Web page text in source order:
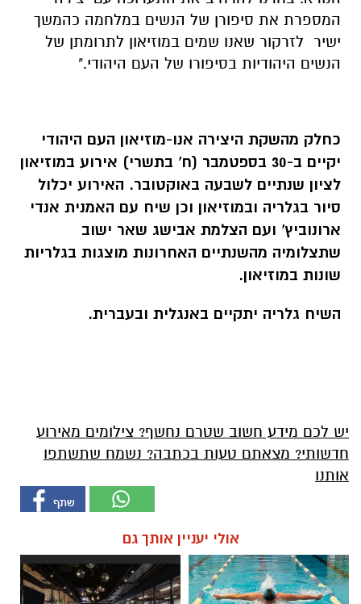
המספרת את סיפורן של הנשים במלחמה כהמשך
ישיר לזרקור שאנו שמים במוזיאון לתרומתן של
הנשים היהודיות בסיפורו של העם היהודי."
כחלק מהשקת היצירה אנו-מוזיאון העם היהודי
יקיים ב-30 בספטמבר (ח' בתשרי) אירוע במוזיאון
לציון שנתיים לשבעה באוקטובר. האירוע יכלול
סיור בגלריה ובמוזיאון וכן שיח עם האמנית אנדי
ארונוביץ' ועם הצלמת אבישג שאר ישוב
שתצלומיה מהשנתיים האחרונות מוצגות בגלריות
שונות במוזיאון.
השיח גלריה יתקיים באנגלית ובעברית.
יש לכם מידע חשוב שטרם נחשף? צילומים מאירוע
חדשותי? מצאתם טעות בכתבה? נשמח שתשתפו
אותנו
אולי יעניין אותך גם